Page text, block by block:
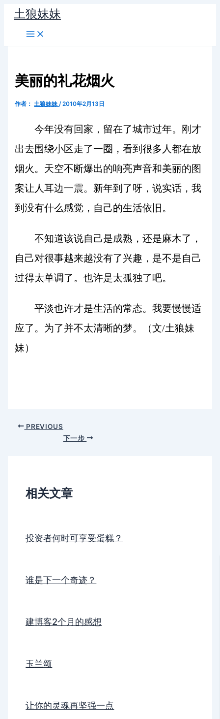
容
土狼妹妹
美丽的礼花烟火
作者： 土狼妹妹/2010年2月13日
今年没有回家，留在了城市过年。刚才
出去围绕小区走了一圈，看到很多人都在放
烟火。天空不断爆出的响亮声音和美丽的图
案让人耳边一震。新年到了呀，说实话，我
到没有什么感觉，自己的生活依旧。
不知道该说自己是成熟，还是麻木了，
自己对很事越来越没有了兴趣，是不是自己
过得太单调了。也许是太孤独了吧。
平淡也许才是生活的常态。我要慢慢适
应了。为了并不太清晰的梦。（文/土狼妹
妹）
PREVIOUS
下一步
相关文章
投资者何时可享受蛋糕？
谁是下一个奇迹？
建博客2个月的感想
玉兰颂
让你的灵魂再坚强一点